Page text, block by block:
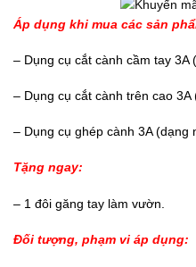
Áp dụng khi mua các sản
– Dụng cụ cắt cành cầm tay 3A
– Dụng cụ cắt cành trên cao
– Dụng cụ ghép cành 3A (dạng
Tặng ngay:
– 1 đôi găng tay làm vườn.
Đối tượng, phạm vi áp dụng: